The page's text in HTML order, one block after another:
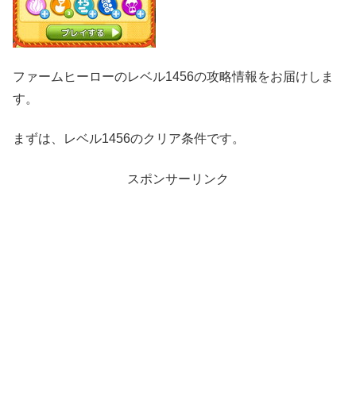
ファームヒーローのレベル1456の攻略情報をお届けしま
す。
まずは、レベル1456のクリア条件です。
スポンサーリンク